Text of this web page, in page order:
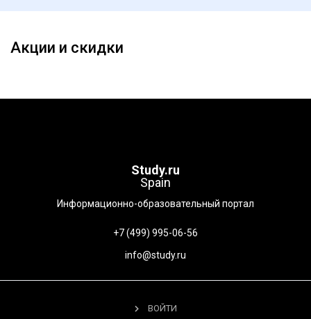
Акции и скидки
Study.ru
Spain
Информационно-образовательный портал
+7 (499) 995-06-56
info@study.ru
ВОЙТИ